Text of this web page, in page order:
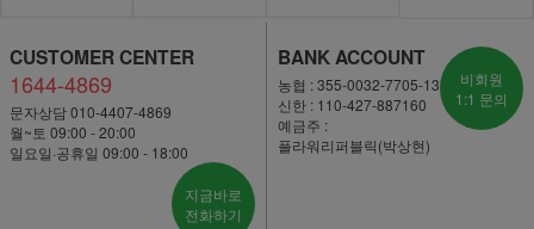
CUSTOMER CENTER
1644-4869
문자상담 010-4407-4869
월~토 09:00 - 20:00
일요일·공휴일 09:00 - 18:00
지금바로
전화하기
BANK ACCOUNT
농협 : 355-0032-7705-13
신한 : 110-427-887160
예금주 :
플라워리퍼블릭(박상현)
비회원
1:1 문의